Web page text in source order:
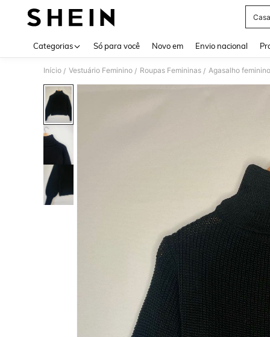
Categorias Só para você Novo em Envio nacional
Início / Vestuário Feminino / Roupas Femininas / Agasalho feminino